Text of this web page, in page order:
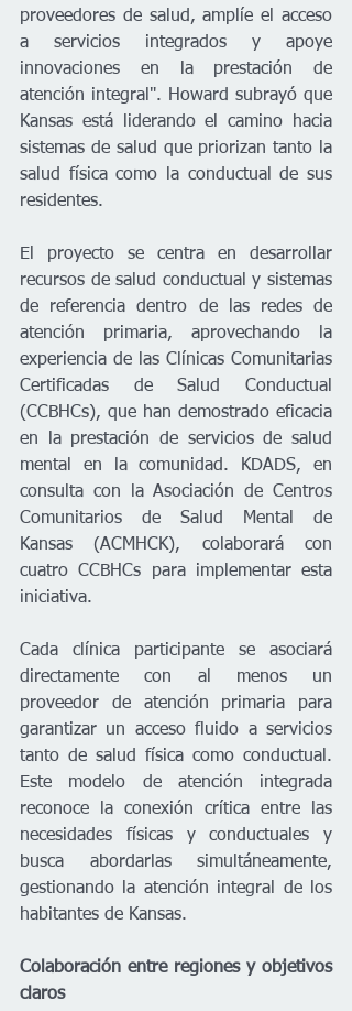
proveedores de salud, amplíe el acceso
a servicios integrados y apoye
innovaciones en la prestación de
atención integral". Howard subrayó que
Kansas está liderando el camino hacia
sistemas de salud que priorizan tanto la
salud física como la conductual de sus
residentes.
El proyecto se centra en desarrollar
recursos de salud conductual y sistemas
de referencia dentro de las redes de
atención primaria, aprovechando la
experiencia de las Clínicas Comunitarias
Certificadas de Salud Conductual
(CCBHCs), que han demostrado eficacia
en la prestación de servicios de salud
mental en la comunidad. KDADS, en
consulta con la Asociación de Centros
Comunitarios de Salud Mental de
Kansas (ACMHCK), colaborará con
cuatro CCBHCs para implementar esta
iniciativa.
Cada clínica participante se asociará
directamente con al menos un
proveedor de atención primaria para
garantizar un acceso fluido a servicios
tanto de salud física como conductual.
Este modelo de atención integrada
reconoce la conexión crítica entre las
necesidades físicas y conductuales y
busca abordarlas simultáneamente,
gestionando la atención integral de los
habitantes de Kansas.
Colaboración entre regiones y objetivos
claros